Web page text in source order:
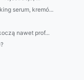
serum, kremó...
nawet prof...